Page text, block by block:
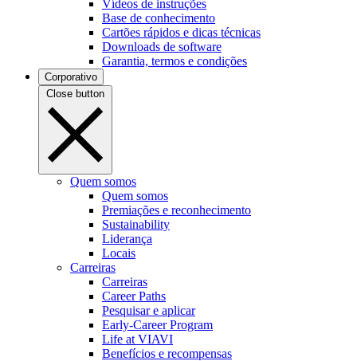
Vídeos de instruções
Base de conhecimento
Cartões rápidos e dicas técnicas
Downloads de software
Garantia, termos e condições
Corporativo
Close button
Quem somos
Quem somos
Premiações e reconhecimento
Sustainability
Liderança
Locais
Carreiras
Carreiras
Career Paths
Pesquisar e aplicar
Early-Career Program
Life at VIAVI
Benefícios e recompensas